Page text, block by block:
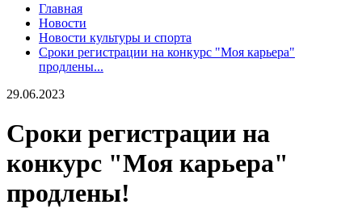
Главная
Новости
Новости культуры и спорта
Сроки регистрации на конкурс "Моя карьера"
продлены...
29.06.2023
Сроки регистрации на
конкурс "Моя карьера"
продлены!